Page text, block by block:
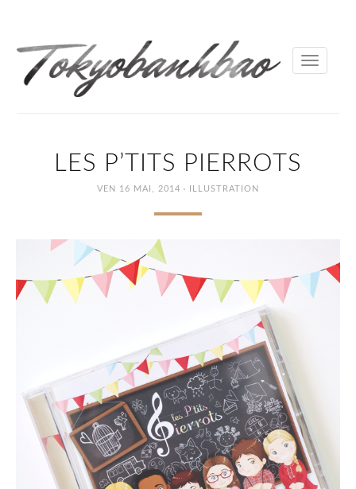
Toggle
LES P’TITS PIERROTS
VEN 16 MAI, 2014 · ILLUSTRATION